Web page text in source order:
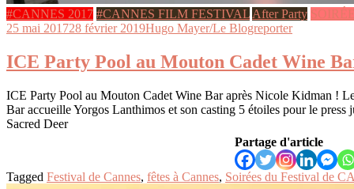
#CANNES 2017 #CANNES FILM FESTIVAL After Party
25 mai 201728 février 2019Hugo Mayer/Le Blogreporter
ICE Party Pool au Mouton Cadet Wine
ICE Party Pool au Mouton Cadet Wine Bar après Nicole Kidman !
Bar accueille Yorgos Lanthimos et son casting 5 étoiles pour le
Sacred Deer
Partage d'article
Tagged Festival de Cannes, fêtes à Cannes, Soirées du Festival de